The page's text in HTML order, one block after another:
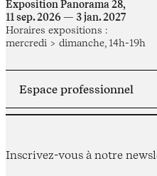
Exposition Panorama 28,
11 sep. 2026 — 3 jan. 2027
Horaires expositions :
mercredi > dimanche, 14h-19h
Inscrivez-vous à notre